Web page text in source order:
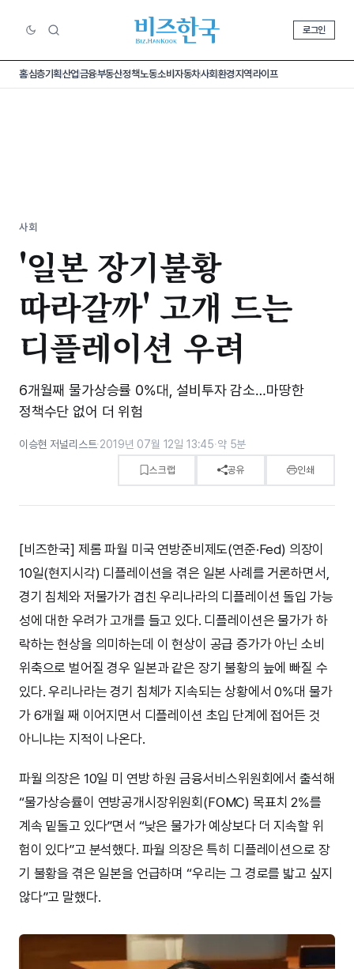
로그인
홈심층기획산업금융부동산정책노동소비 자동차사회환경지역라이프
사회
'일본 장기불황
따라갈까' 고개 드는
디플레이션 우려
6개월째 물가상승률 0%대, 설비투자 감소…마땅한
정책수단 없어 더 위험
이승현 저널리스트·2019년 07월 12일 13:45·약 5분
스크랩 공유 인쇄
[비즈한국] 제롬 파월 미국 연방준비제도(연준·Fed) 의장이
10일(현지시각) 디플레이션을 겪은 일본 사례를 거론하면서,
경기 침체와 저물가가 겹친 우리나라의 디플레이션 돌입 가능
성에 대한 우려가 고개를 들고 있다. 디플레이션은 물가가 하
락하는 현상을 의미하는데 이 현상이 공급 증가가 아닌 소비
위축으로 벌어질 경우 일본과 같은 장기 불황의 늪에 빠질 수
있다. 우리나라는 경기 침체가 지속되는 상황에서 0%대 물가
가 6개월 째 이어지면서 디플레이션 초입 단계에 접어든 것
아니냐는 지적이 나온다.
파월 의장은 10일 미 연방 하원 금융서비스위원회에서 출석해
“물가상승률이 연방공개시장위원회(FOMC) 목표치 2%를
계속 밑돌고 있다”면서 “낮은 물가가 예상보다 더 지속할 위
험이 있다”고 분석했다. 파월 의장은 특히 디플레이션으로 장
기 불황을 겪은 일본을 언급하며 “우리는 그 경로를 밟고 싶지
않다”고 말했다.